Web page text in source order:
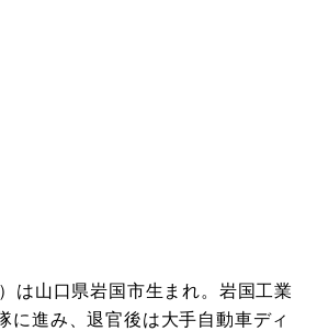
は山口県岩国市生まれ。岩国工業
に進み、退官後は大手自動車ディ